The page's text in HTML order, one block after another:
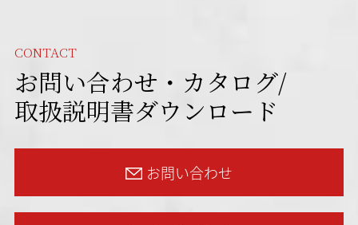
CONTACT
お問い合わせ・カタログ/
取扱説明書ダウンロード
お問い合わせ